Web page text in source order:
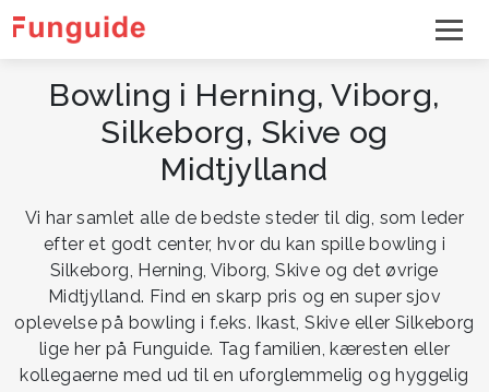
Bowling i Herning, Viborg,
Silkeborg, Skive og
Midtjylland
Vi har samlet alle de bedste steder til dig, som leder
efter et godt center, hvor du kan spille bowling i
Silkeborg, Herning, Viborg, Skive og det øvrige
Midtjylland. Find en skarp pris og en super sjov
oplevelse på bowling i f.eks. Ikast, Skive eller Silkeborg
lige her på Funguide. Tag familien, kæresten eller
kollegaerne med ud til en uforglemmelig og hyggelig